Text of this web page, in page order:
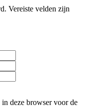
Vereiste velden zijn
deze browser voor de